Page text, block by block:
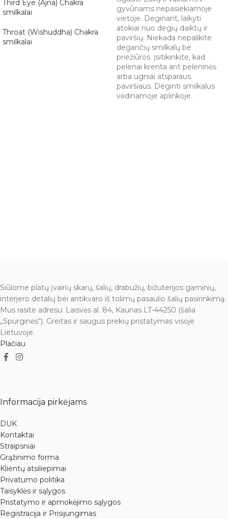
Third Eye (Ajna) Chakra
smilkalai
Throat (Wishuddha) Chakra
smilkalai
gyvūnams nepasiekiamoje
vietoje. Deginant, laikyti
atokiai nuo degių daiktų ir
paviršių. Niekada nepalikite
degančių smilkalų be
priežiūros. Įsitikinkite, kad
pelenai krenta ant peleninės
arba ugniai atsparaus
paviršiaus. Deginti smilkalus
vėdinamoje aplinkoje.
Siūlome platų įvairių skarų, šalių, drabužių, bižuterijos gaminių,
interjero detalių bei antikvaro iš tolimų pasaulio šalių pasirinkimą.
Mus rasite adresu: Laisvės al. 84, Kaunas LT-44250 (šalia
„Spurginės“). Greitas ir saugus prekių pristatymas visoje
Lietuvoje.
Plačiau
Informacija pirkėjams
DUK
Kontaktai
Straipsniai
Grąžinimo forma
Klientų atsiliepimai
Privatumo politika
Taisyklės ir sąlygos
Pristatymo ir apmokėjimo sąlygos
Registracija ir Prisijungimas